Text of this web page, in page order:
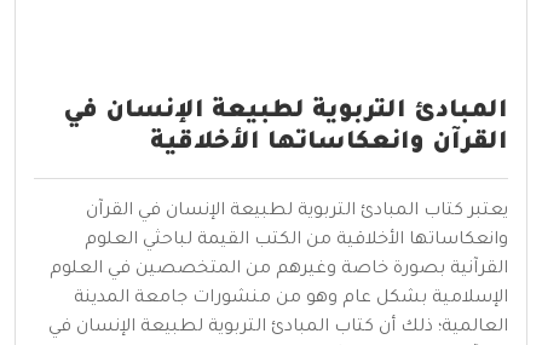
المبادئ التربوية لطبيعة الإنسان في
القرآن وانعكاساتها الأخلاقية
يعتبر كتاب المبادئ التربوية لطبيعة الإنسان في القرآن
وانعكاساتها الأخلاقية من الكتب القيمة لباحثي العلوم
القرآنية بصورة خاصة وغيرهم من المتخصصين في العلوم
الإسلامية بشكل عام وهو من منشورات جامعة المدينة
العالمية؛ ذلك أن كتاب المبادئ التربوية لطبيعة الإنسان في